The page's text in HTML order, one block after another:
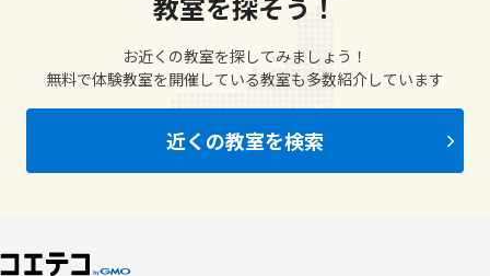
お近くの教室を探してみましょう！
無料で体験教室を開催している教室も多数紹介しています
近くの教室を検索